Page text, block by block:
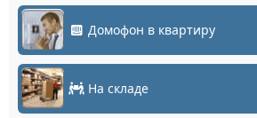
Домофон в квартиру
На складе